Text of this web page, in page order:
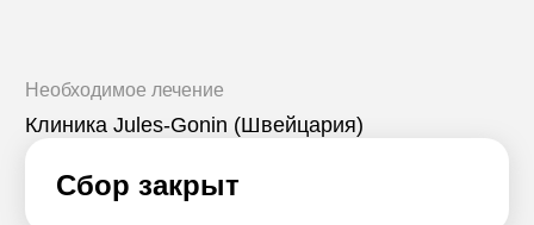
Необходимое лечение
Клиника Jules-Gonin (Швейцария)
Сбор закрыт